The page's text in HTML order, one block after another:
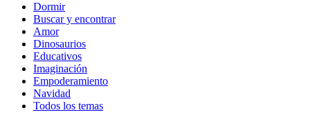
Dormir
Buscar y encontrar
Amor
Dinosaurios
Educativos
Imaginación
Empoderamiento
Navidad
Todos los temas